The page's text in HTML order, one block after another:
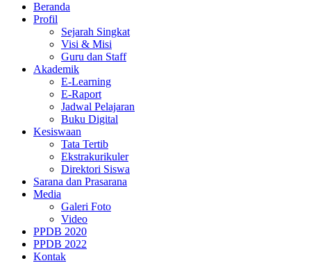
Beranda
Profil
Sejarah Singkat
Visi & Misi
Guru dan Staff
Akademik
E-Learning
E-Raport
Jadwal Pelajaran
Buku Digital
Kesiswaan
Tata Tertib
Ekstrakurikuler
Direktori Siswa
Sarana dan Prasarana
Media
Galeri Foto
Video
PPDB 2020
PPDB 2022
Kontak